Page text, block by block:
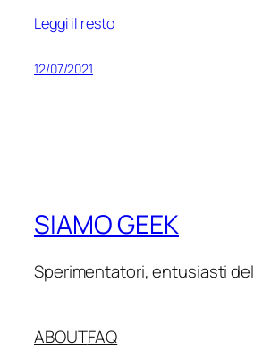
Leggi il resto
12/07/2021
SIAMO GEEK
Sperimentatori, entusiasti
ABOUTFAQ